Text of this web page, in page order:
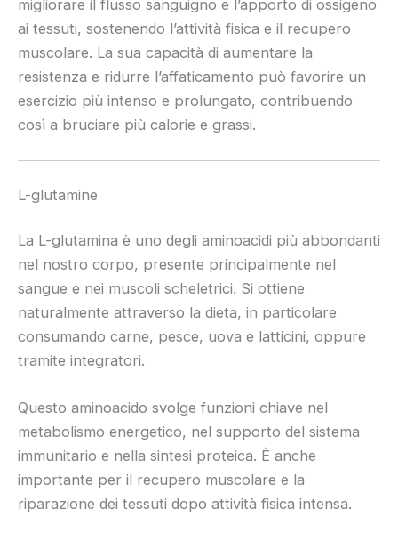
migliorare il flusso sanguigno e l’apporto di ossigeno
ai tessuti, sostenendo l’attività fisica e il recupero
muscolare. La sua capacità di aumentare la
resistenza e ridurre l’affaticamento può favorire un
esercizio più intenso e prolungato, contribuendo
così a bruciare più calorie e grassi.
L-glutamine
La L-glutamina è uno degli aminoacidi più abbondanti
nel nostro corpo, presente principalmente nel
sangue e nei muscoli scheletrici. Si ottiene
naturalmente attraverso la dieta, in particolare
consumando carne, pesce, uova e latticini, oppure
tramite integratori.
Questo aminoacido svolge funzioni chiave nel
metabolismo energetico, nel supporto del sistema
immunitario e nella sintesi proteica. È anche
importante per il recupero muscolare e la
riparazione dei tessuti dopo attività fisica intensa.